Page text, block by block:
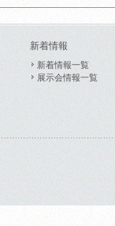
新着情報
新着情報一覧
展示会情報一覧